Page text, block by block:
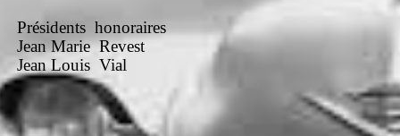
Présidents honoraires
Jean Marie Revest
Jean Louis Vial